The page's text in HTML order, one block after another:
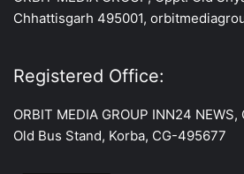
Chhattisgarh 495001,
Registered Office:
ORBIT MEDIA GROUP INN24
Old Bus Stand, Korba, CG-495677